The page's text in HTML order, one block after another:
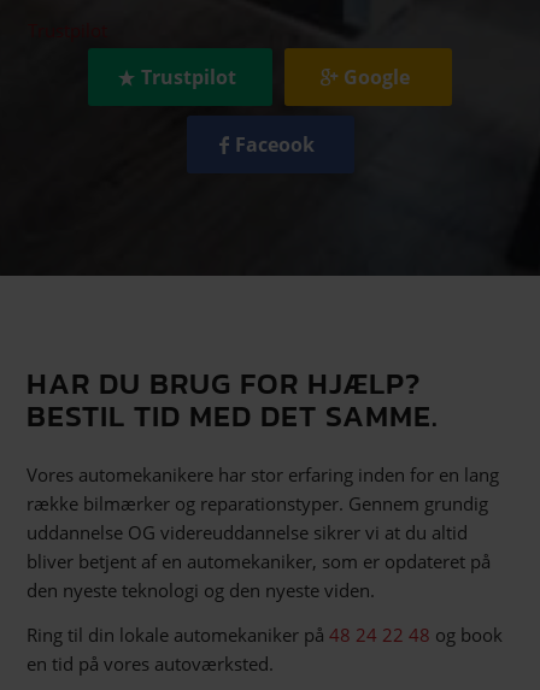
Trustpilot Google
Faceook
HAR DU BRUG FOR HJÆLP?
BESTIL TID MED DET SAMME.
Vores automekanikere har stor erfaring inden for en lang
række bilmærker og reparationstyper. Gennem grundig
uddannelse OG videreuddannelse sikrer vi at du altid
bliver betjent af en automekaniker, som er opdateret på
den nyeste teknologi og den nyeste viden.
Ring til din lokale automekaniker på48 24 22 48 og book
en tid på vores autoværksted.